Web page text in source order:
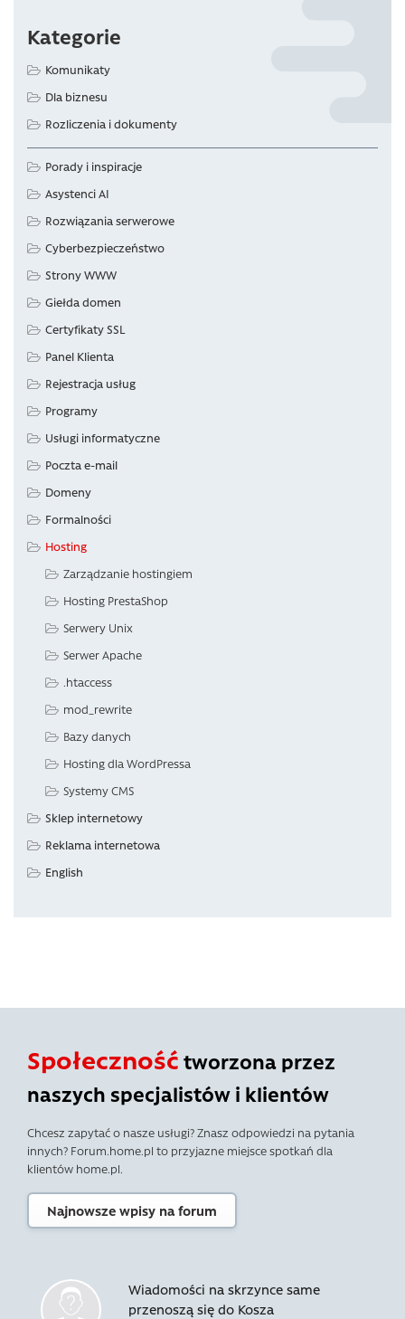
Kategorie
Komunikaty
Dla biznesu
Rozliczenia i dokumenty
Porady i inspiracje
Asystenci AI
Rozwiązania serwerowe
Cyberbezpieczeństwo
Strony WWW
Giełda domen
Certyfikaty SSL
Panel Klienta
Rejestracja usług
Programy
Usługi informatyczne
Poczta e-mail
Domeny
Formalności
Hosting
Zarządzanie hostingiem
Hosting PrestaShop
Serwery Unix
Serwer Apache
.htaccess
mod_rewrite
Bazy danych
Hosting dla WordPressa
Systemy CMS
Sklep internetowy
Reklama internetowa
English
Społeczność tworzona przez
naszych specjalistów i klientów
Chcesz zapytać o nasze usługi? Znasz odpowiedzi na pytania
innych? Forum.home.pl to przyjazne miejsce spotkań dla
klientów home.pl.
Najnowsze wpisy na forum
Wiadomości na skrzynce same
przenoszą się do Kosza